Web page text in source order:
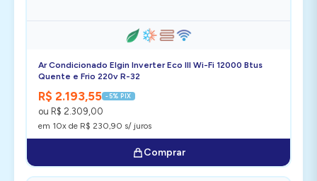
Ar Condicionado Elgin Inverter Eco III Wi-Fi 12000 Btus
Quente e Frio 220v R-32
R$ 2.193,55 -5% PIX
ou R$ 2.309,00
em 10x de R$ 230,90 s/ juros
Comprar